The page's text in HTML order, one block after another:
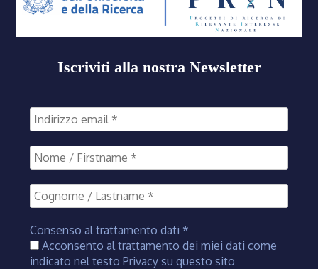
Iscriviti alla nostra Newsletter
Consenso al trattamento dati *
Acconsento al trattamento dei miei dati come
indicato nel testo Privacy su questo sito